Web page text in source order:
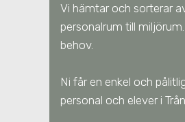
Vi hämtar och sorterar
personalrum till
behov.
Ni får en enkel och
personal och elever i